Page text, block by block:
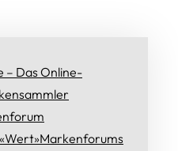
Das Online-